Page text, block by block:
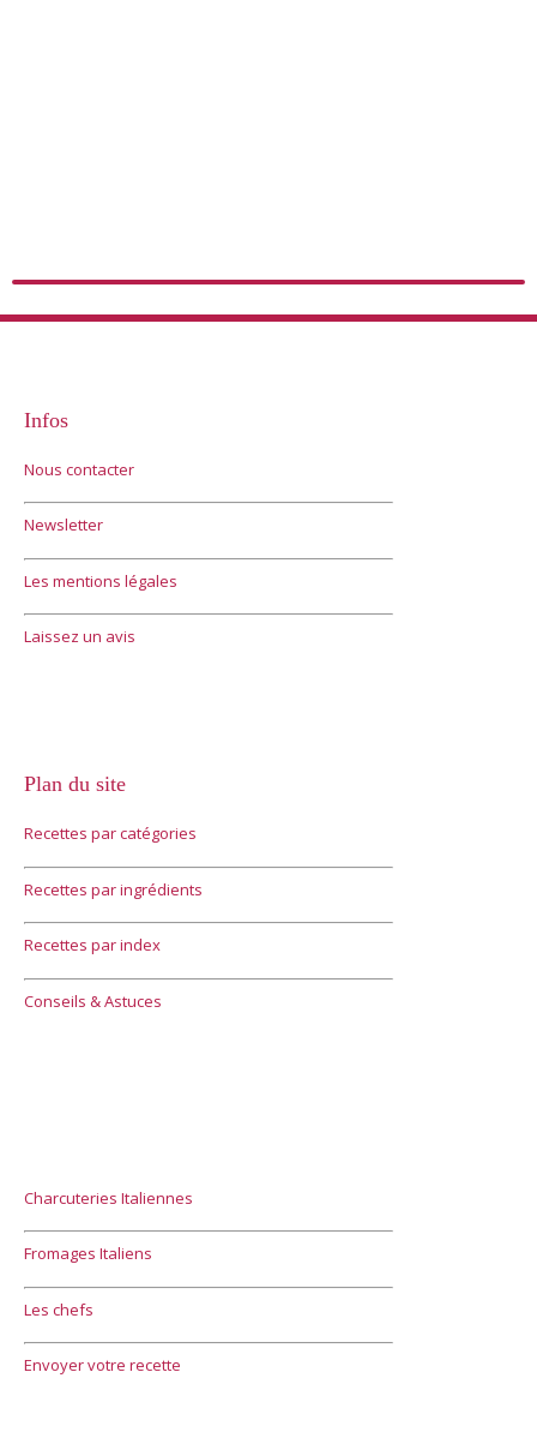
Infos
Nous contacter
Newsletter
Les mentions légales
Laissez un avis
Plan du site
Recettes par catégories
Recettes par ingrédients
Recettes par index
Conseils & Astuces
Charcuteries Italiennes
Fromages Italiens
Les chefs
Envoyer votre recette